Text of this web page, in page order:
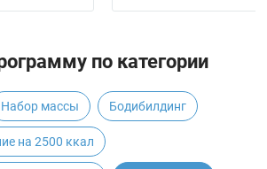
по категории
Набор массы Бодибилдинг
на 2500 ккал